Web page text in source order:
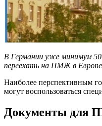
В Германии уже минимум
переехать на ПМЖ в
Наиболее перспективным
могут воспользоваться
Документы для